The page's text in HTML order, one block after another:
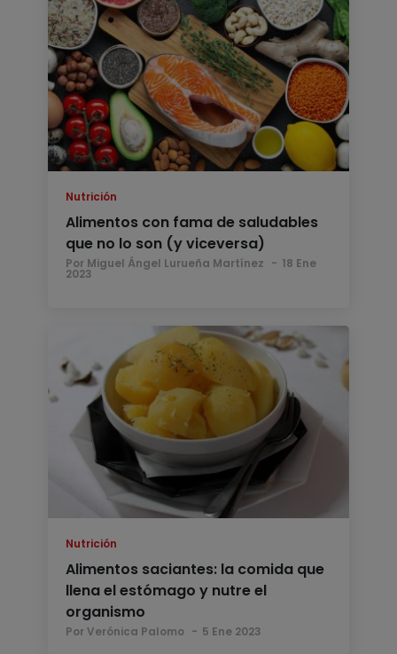
Nutrición
Alimentos con fama de saludables
que no lo son (y viceversa)
Por Miguel Ángel Lurueña Martínez 18 Ene
2023
Nutrición
Alimentos saciantes: la comida que
llena el estómago y nutre el
organismo
Por Verónica Palomo 5 Ene 2023